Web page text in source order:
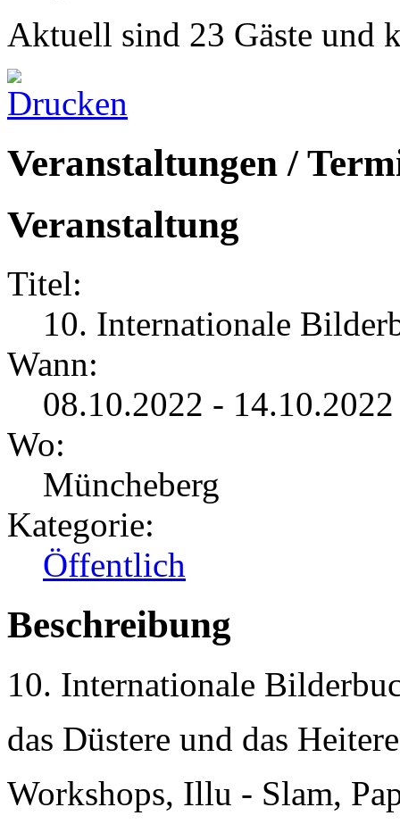
Aktuell sind 23 Gäste und
Veranstaltungen /
Veranstaltung
Titel:
10. Internationale
Wann:
08.10.2022 -
Wo:
Müncheberg
Kategorie:
Öffentlich
Beschreibung
10. Internationale
das Düstere und das Heitere
Workshops, Illu - Slam,